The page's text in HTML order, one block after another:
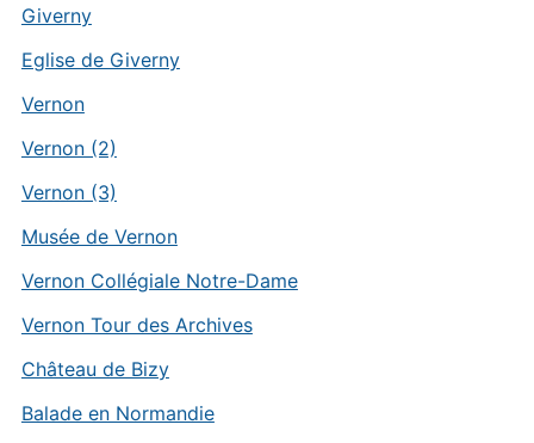
Giverny
Eglise de Giverny
Vernon
Vernon (2)
Vernon (3)
Musée de Vernon
Vernon Collégiale Notre-Dame
Vernon Tour des Archives
Château de Bizy
Balade en Normandie